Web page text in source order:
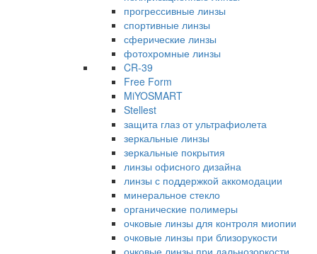
прогрессивные линзы
спортивные линзы
сферические линзы
фотохромные линзы
CR-39
Free Form
MiYOSMART
Stellest
защита глаз от ультрафиолета
зеркальные линзы
зеркальные покрытия
линзы офисного дизайна
линзы с поддержкой аккомодации
минеральное стекло
органические полимеры
очковые линзы для контроля миопии
очковые линзы при близорукости